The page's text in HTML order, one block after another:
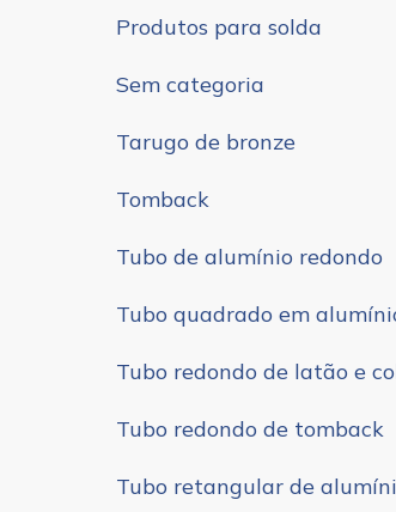
Produtos para solda
Sem categoria
Tarugo de bronze
Tomback
Tubo de alumínio redondo
Tubo quadrado em
Tubo redondo de latão e
Tubo redondo de tomback
Tubo retangular de